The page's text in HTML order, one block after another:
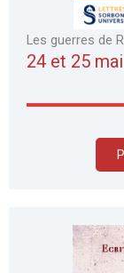
Les guerres de
24 et 25